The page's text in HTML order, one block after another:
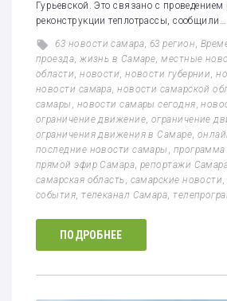
Гурьевской. Это связано с проведением
реконструкции теплотрассы, сообщили…
63 новости самара,63 регион,
проезда,жизнь в Самаре,местные
области,новости,новости губернии,
новости самара,новости самарской
самары , новости самары сегодня,
ограничение движение, ограничение
ограничения движения в Самаре,
последние новости самары , программа
прямой эфир Самара,репортажи
самарская область, самарские новости
события,телеканал Самара,
ПОДРОБНЕЕ